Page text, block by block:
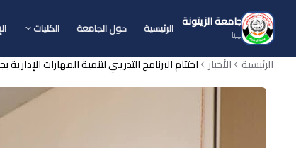
جامعة الزيتونة
ليبيا الرئيسية حول الجامعة الكليات
الرئيسية الأخبار اختتام البرنامج التدريبي لتنمية المهارات الإدارية